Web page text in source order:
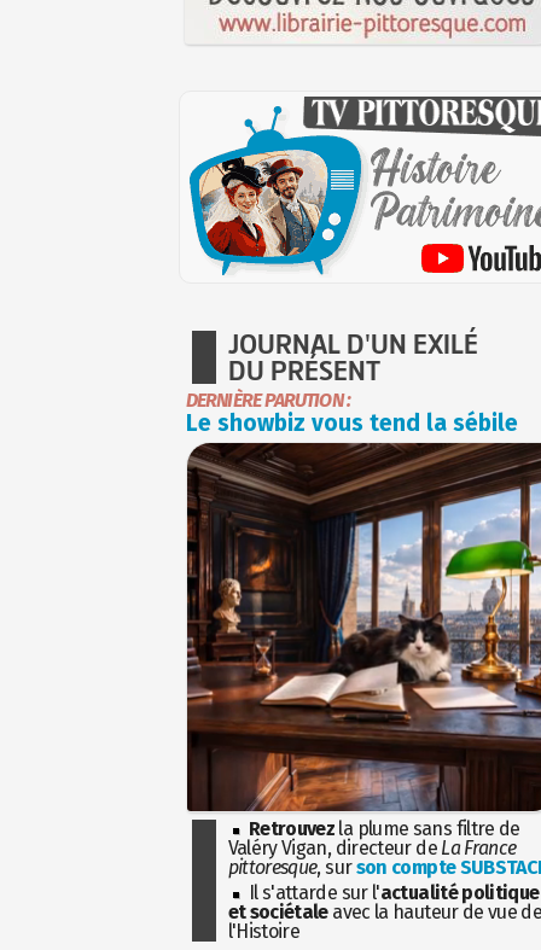
JOURNAL D'UN EXILÉ
DU PRÉSENT
DERNIÈRE PARUTION :
Le showbiz vous tend la sébile
Retrouvez la plume sans filtre de
Valéry Vigan, directeur de La France
pittoresque, surson compte
Il s'attarde sur l'actualité politique
et sociétaleavec la hauteur de vue
l'Histoire